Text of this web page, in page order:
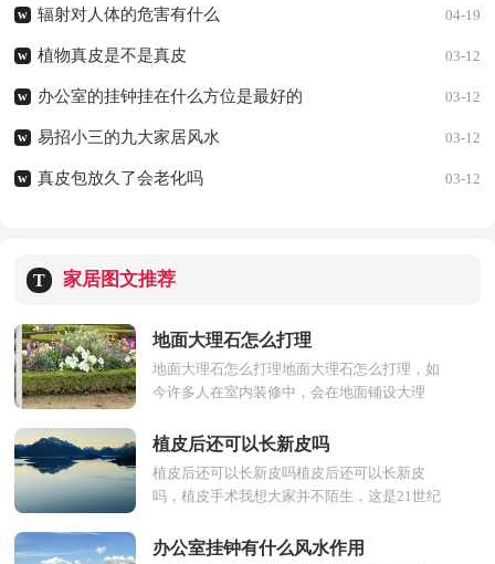
w 辐射对人体的危害有什么 04-19
w 植物真皮是不是真皮 03-12
w 办公室的挂钟挂在什么方位是最好的 03-12
w 易招小三的九大家居风水 03-12
w 真皮包放久了会老化吗 03-12
T 家居图文推荐
地面大理石怎么打理
地面大理石怎么打理地面大理石怎么打理，如
今许多人在室内装修中，会在地面铺设大理
独特的纹理、但有时...
植皮后还可以长新皮吗
植皮后还可以长新皮吗植皮后还可以长新皮
吗，植皮手术我想大家并不陌生，这是21世纪
伤后所进行的一种手...
办公室挂钟有什么风水作用